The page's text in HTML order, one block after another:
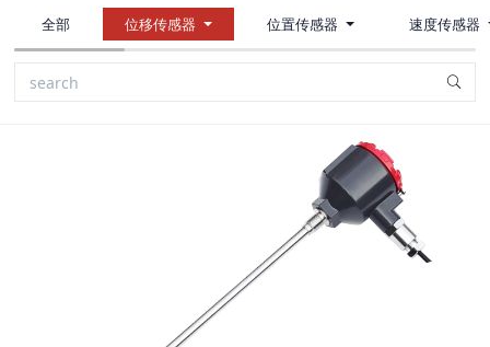
全部 位移传感器 位置传感器 速度传感器